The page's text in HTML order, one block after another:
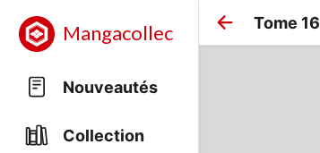
Mangacollec
Nouveautés
Collection
Tome 16